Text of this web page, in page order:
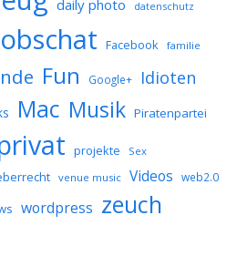
daily photo datenschutz
Facebook familie
Fun Google+ Idioten
Mac Musik Piratenpartei
projekte Sex
venue music Videos web2.0
wordpress zeuch